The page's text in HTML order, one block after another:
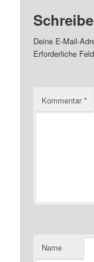
Deine E-Mail-
Erforderliche
Kommentar*
Name